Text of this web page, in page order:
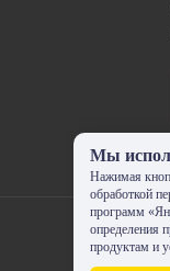
Мы
Нажимая
обработкой
программ
определения
продуктам и